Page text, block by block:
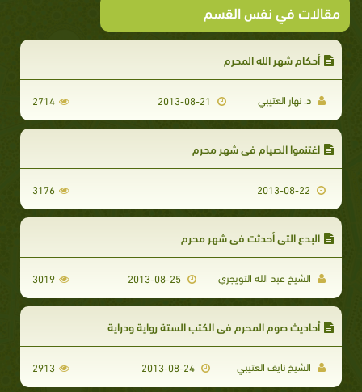
مقالات في نفس القسم
أحكام شهر الله المحرم
د. نهار العتيبي 2714
اغتنموا الصيام في شهر محرم
3176
البدع التي أحدثت في شهر محرم
الشيخ عبد الله التويجري 2013-08-25
3019
أحاديث صوم المحرم في الكتب الستة رواية ودراية
الشيخ نايف العتيبي 2913